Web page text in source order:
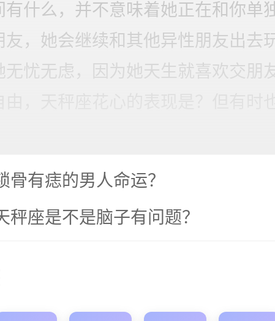
有什么，并不意味着她正在和你单
友，她会继续和其他异性朋友出去
无忧无虑，因为她天生就喜欢交朋
骨有痣的男人命运？
秤座是不是脑子有问题？